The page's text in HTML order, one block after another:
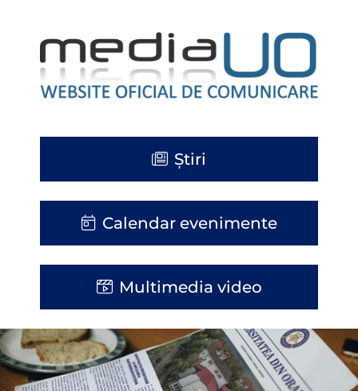
Știri
Calendar evenimente
Multimedia video